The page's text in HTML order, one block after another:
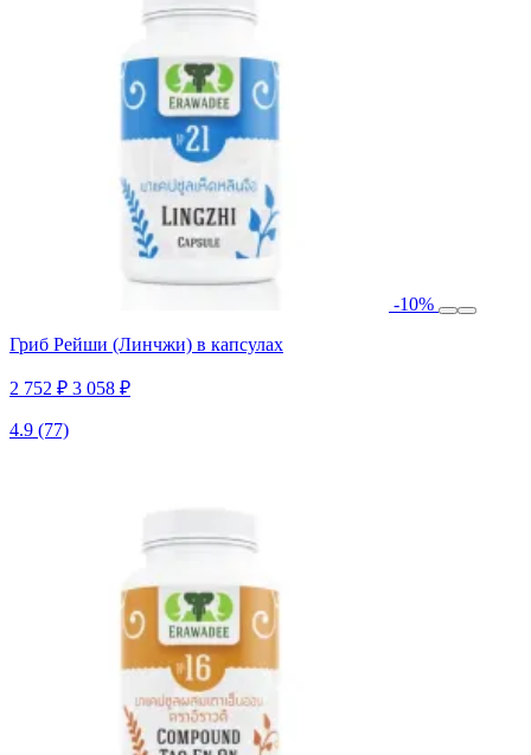
-10%
Гриб Рейши (Линчжи) в капсулах
2 752 ₽ 3 058 ₽
4.9 (77)